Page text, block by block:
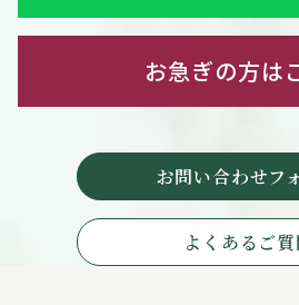
お急ぎの方は
お問い合わせフ
よくあるご質